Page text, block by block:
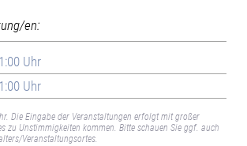
en:
Uhr
Uhr
Die Eingabe der Veranstaltungen erfolgt mit großer
zu Unstimmigkeiten kommen. Bitte schauen Sie ggf. auch
Veranstaltungsortes.